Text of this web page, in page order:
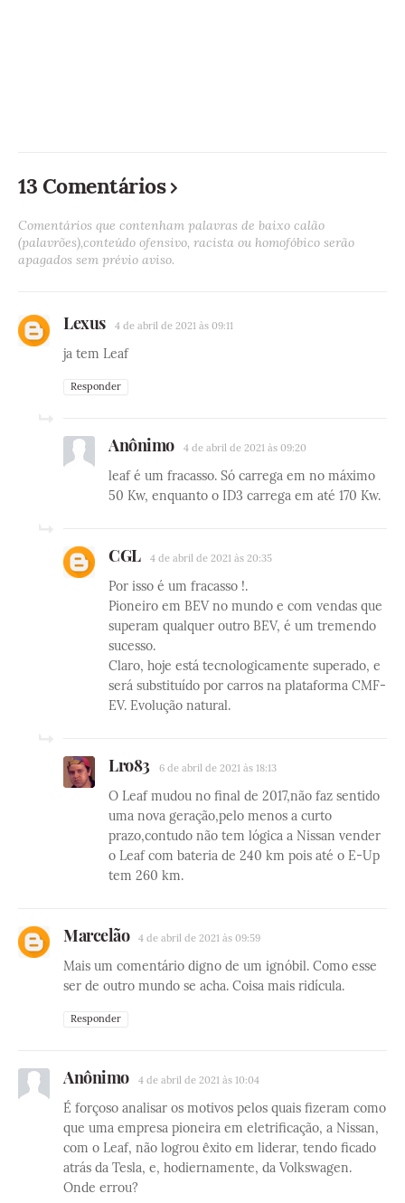
13 Comentários
Comentários que contenham palavras de baixo calão
(palavrões),conteúdo ofensivo, racista ou homofóbico serão
apagados sem prévio aviso.
Lexus 4 de abril de 2021 às 09:11
ja tem Leaf
Responder
Anônimo 4 de abril de 2021 às 09:20
leaf é um fracasso. Só carrega em no máximo
50 Kw, enquanto o ID3 carrega em até 170 Kw.
CGL 4 de abril de 2021 às 20:35
Por isso é um fracasso !.
Pioneiro em BEV no mundo e com vendas que
superam qualquer outro BEV, é um tremendo
sucesso.
Claro, hoje está tecnologicamente superado, e
será substituído por carros na plataforma CMF-
EV. Evolução natural.
Lro83 6 de abril de 2021 às 18:13
O Leaf mudou no final de 2017,não faz sentido
uma nova geração,pelo menos a curto
prazo,contudo não tem lógica a Nissan vender
o Leaf com bateria de 240 km pois até o E-Up
tem 260 km.
Marcelão 4 de abril de 2021 às 09:59
Mais um comentário digno de um ignóbil. Como esse
ser de outro mundo se acha. Coisa mais ridícula.
Responder
Anônimo 4 de abril de 2021 às 10:04
É forçoso analisar os motivos pelos quais fizeram como
que uma empresa pioneira em eletrificação, a Nissan,
com o Leaf, não logrou êxito em liderar, tendo ficado
atrás da Tesla, e, hodiernamente, da Volkswagen.
Onde errou?